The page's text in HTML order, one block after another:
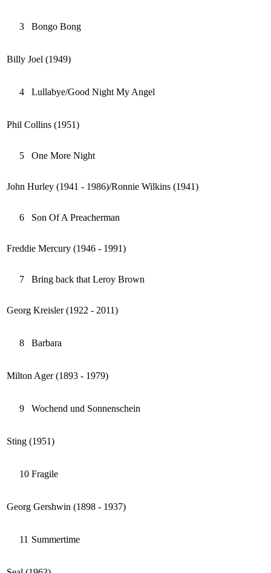
3 Bongo Bong
Billy Joel (1949)
4 Lullabye/Good Night My Angel
Phil Collins (1951)
5 One More Night
John Hurley (1941 - 1986)/Ronnie Wilkins (1941)
6 Son Of A Preacherman
Freddie Mercury (1946 - 1991)
7 Bring back that Leroy Brown
Georg Kreisler (1922 - 2011)
8 Barbara
Milton Ager (1893 - 1979)
9 Wochend und Sonnenschein
Sting (1951)
10 Fragile
Georg Gershwin (1898 - 1937)
11 Summertime